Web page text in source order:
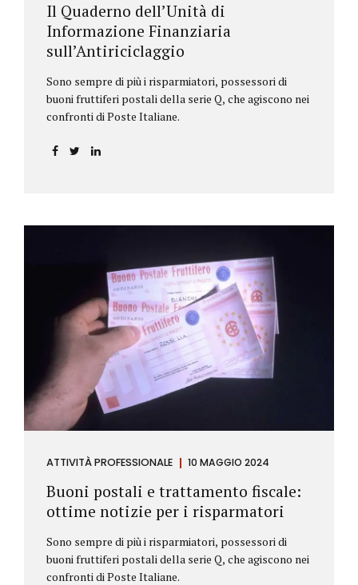
Il Quaderno dell’Unità di
Informazione Finanziaria
sull’Antiriciclaggio
Sono sempre di più i risparmiatori, possessori di
buoni fruttiferi postali della serie Q, che agiscono nei
confronti di Poste Italiane.
ATTIVITÀ PROFESSIONALE 10 MAGGIO 2024
Buoni postali e trattamento fiscale:
ottime notizie per i risparmatori
Sono sempre di più i risparmiatori, possessori di
buoni fruttiferi postali della serie Q, che agiscono nei
confronti di Poste Italiane.